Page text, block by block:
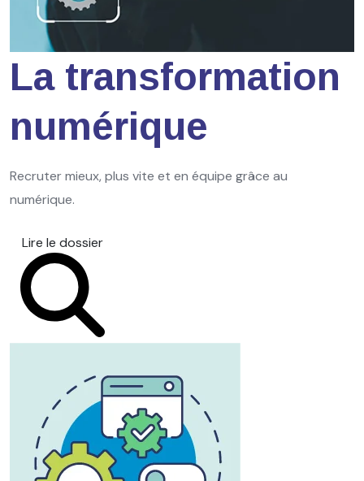
La transformation
numérique
Recruter mieux, plus vite et en équipe grâce au
numérique.
Lire le dossier